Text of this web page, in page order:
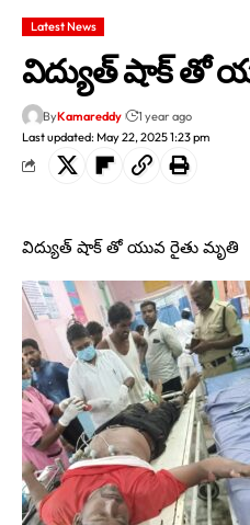
Latest News
విద్యుత్ షాక్ తో
Last updated: May 22, 2025 1:23 pm
ByKamareddy 1 year ago
విద్యుత్ షాక్ తో యువ రైతు మృతి